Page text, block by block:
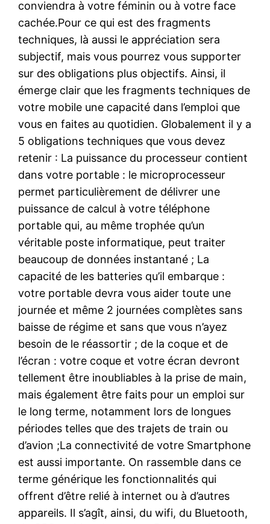
conviendra à votre féminin ou à votre face
cachée.Pour ce qui est des fragments
techniques, là aussi le appréciation sera
subjectif, mais vous pourrez vous supporter
sur des obligations plus objectifs. Ainsi, il
émerge clair que les fragments techniques de
votre mobile une capacité dans l’emploi que
vous en faites au quotidien. Globalement il y a
5 obligations techniques que vous devez
retenir : La puissance du processeur contient
dans votre portable : le microprocesseur
permet particulièrement de délivrer une
puissance de calcul à votre téléphone
portable qui, au même trophée qu’un
véritable poste informatique, peut traiter
beaucoup de données instantané ; La
capacité de les batteries qu’il embarque :
votre portable devra vous aider toute une
journée et même 2 journées complètes sans
baisse de régime et sans que vous n’ayez
besoin de le réassortir ; de la coque et de
l’écran : votre coque et votre écran devront
tellement être inoubliables à la prise de main,
mais également être faits pour un emploi sur
le long terme, notamment lors de longues
périodes telles que des trajets de train ou
d’avion ;La connectivité de votre Smartphone
est aussi importante. On rassemble dans ce
terme générique les fonctionnalités qui
offrent d’être relié à internet ou à d’autres
appareils. Il s’agît, ainsi, du wifi, du Bluetooth,